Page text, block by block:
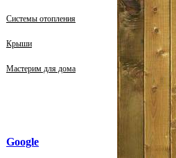
Системы отопления
Крыши
Мастерим для дома
Google